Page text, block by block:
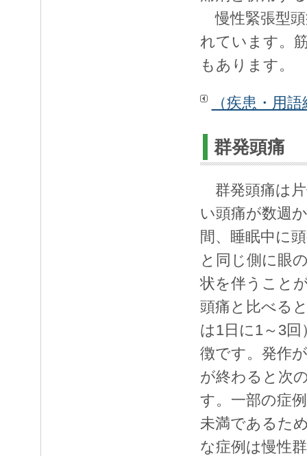
慢性緊張型頭
れています。
もあります。
（疾患・用
群発頭痛
群発頭痛は片
い頭痛が数週
間、睡眠中に
と同じ側に眼
状を伴うこと
頭痛と比べる
は1日に1～3
徴です。発作
が終わると次
す。一部の症
未満であるた
な症例は慢性